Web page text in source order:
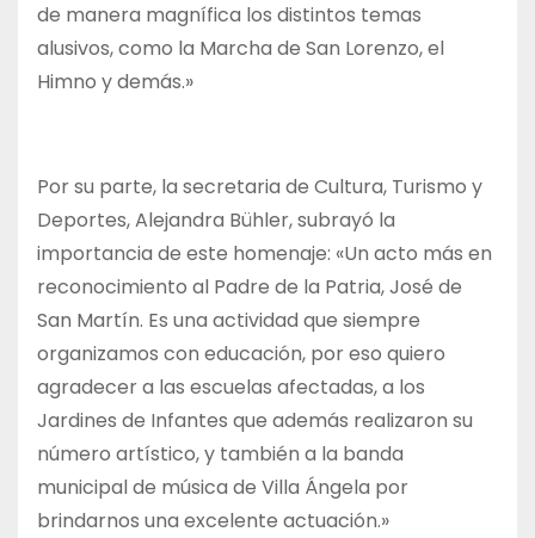
de manera magnífica los distintos temas
alusivos, como la Marcha de San Lorenzo, el
Himno y demás.»
Por su parte, la secretaria de Cultura, Turismo y
Deportes, Alejandra Bühler, subrayó la
importancia de este homenaje: «Un acto más en
reconocimiento al Padre de la Patria, José de
San Martín. Es una actividad que siempre
organizamos con educación, por eso quiero
agradecer a las escuelas afectadas, a los
Jardines de Infantes que además realizaron su
número artístico, y también a la banda
municipal de música de Villa Ángela por
brindarnos una excelente actuación.»